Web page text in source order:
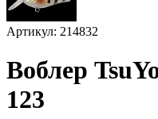
Артикул: 214832
Воблер
123